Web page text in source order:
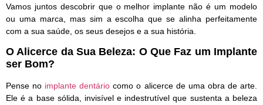
Vamos juntos descobrir que o melhor implante não é um modelo
ou uma marca, mas sim a escolha que se alinha perfeitamente
com a sua saúde, os seus desejos e a sua história.
O Alicerce da Sua Beleza: O Que Faz um Implante
ser Bom?
Pense no implante dentário como o alicerce de uma obra de arte.
Ele é a base sólida, invisível e indestrutível que sustenta a beleza